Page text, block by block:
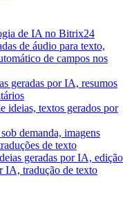
de IA no Bitrix24
de áudio para texto,
de campos nos
geradas por IA, resumos
ideias, textos gerados por
demanda, imagens
de texto
geradas por IA, edição
IA, tradução de texto